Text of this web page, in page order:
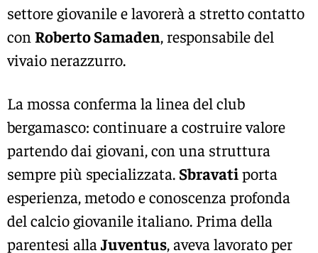
settore giovanile e lavorerà a stretto contatto
con Roberto Samaden, responsabile del
vivaio nerazzurro.
La mossa conferma la linea del club
bergamasco: continuare a costruire valore
partendo dai giovani, con una struttura
sempre più specializzata. Sbravatiporta
esperienza, metodo e conoscenza profonda
del calcio giovanile italiano. Prima della
parentesi alla Juventus, aveva lavorato per